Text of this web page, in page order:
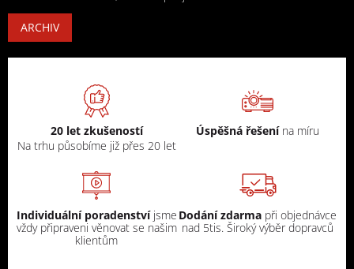
ARCHIV
20 let zkušeností
Na trhu působíme již přes 20 let
Úspěšná řešení na míru
Individuální poradenstvíjsme
vždy připraveni věnovat se našim
klientům
Dodání zdarma při objednávce
nad 5tis. Široký výběr dopravců